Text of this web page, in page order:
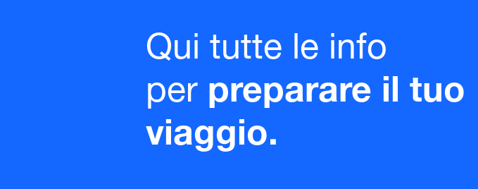
Qui tutte le info
per preparare il tuo
viaggio.